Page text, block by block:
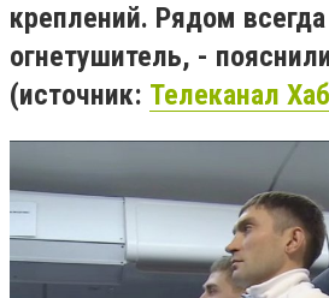
креплений. Рядом
огнетушитель, -
(источник: Телеканал